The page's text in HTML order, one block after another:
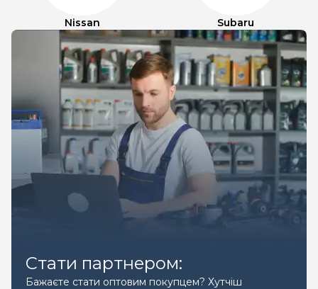
Nissan Subaru
Стати партнером:
Бажаєте стати оптовим покупцем? Хутчіш